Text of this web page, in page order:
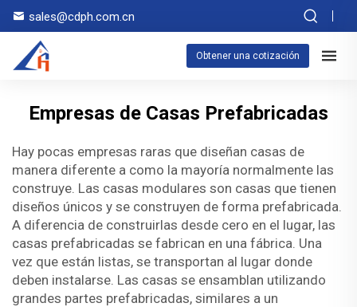
sales@cdph.com.cn
Obtener una cotización
Empresas de Casas Prefabricadas
Hay pocas empresas raras que diseñan casas de
manera diferente a como la mayoría normalmente las
construye. Las casas modulares son casas que tienen
diseños únicos y se construyen de forma prefabricada.
A diferencia de construirlas desde cero en el lugar, las
casas prefabricadas se fabrican en una fábrica. Una
vez que están listas, se transportan al lugar donde
deben instalarse. Las casas se ensamblan utilizando
grandes partes prefabricadas, similares a un